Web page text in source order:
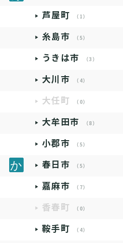
芦屋町 （1）
糸島市 （5）
うきは市 （3）
大川市 （4）
大任町 （0）
大牟田市 （8）
小郡市 （5）
春日市 （5）
嘉麻市 （7）
香春町 （0）
鞍手町 （4）